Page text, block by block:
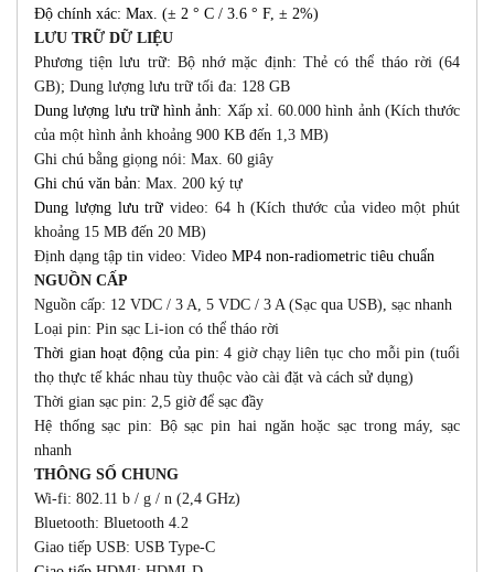
Độ chính xác: Max. (± 2 ° C / 3.6 ° F, ± 2%)
LƯU TRỮ DỮ LIỆU
Phương tiện lưu trữ: Bộ nhớ mặc định: Thẻ có thể tháo rời (64
GB); Dung lượng lưu trữ tối đa: 128 GB
Dung lượng lưu trữ hình ảnh: Xấp xỉ. 60.000 hình ảnh (Kích thước
của một hình ảnh khoảng 900 KB đến 1,3 MB)
Ghi chú bằng giọng nói: Max. 60 giây
Ghi chú văn bản: Max. 200 ký tự
Dung lượng lưu trữ video: 64 h (Kích thước của video một phút
khoảng 15 MB đến 20 MB)
Định dạng tập tin video: Video MP4 non-radiometric tiêu chuẩn
NGUỒN CẤP
Nguồn cấp: 12 VDC / 3 A, 5 VDC / 3 A (Sạc qua USB), sạc nhanh
Loại pin: Pin sạc Li-ion có thể tháo rời
Thời gian hoạt động của pin: 4 giờ chạy liên tục cho mỗi pin (tuổi
thọ thực tế khác nhau tùy thuộc vào cài đặt và cách sử dụng)
Thời gian sạc pin: 2,5 giờ để sạc đầy
Hệ thống sạc pin: Bộ sạc pin hai ngăn hoặc sạc trong máy, sạc
nhanh
THÔNG SỐ CHUNG
Wi-fi: 802.11 b / g / n (2,4 GHz)
Bluetooth: Bluetooth 4.2
Giao tiếp USB: USB Type-C